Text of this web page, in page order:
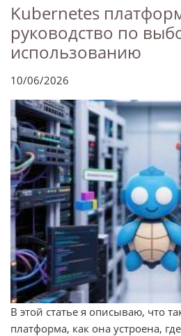
Kubernetes
руководство по
использованию
10/06/2026
В этой статье я описываю, что
платформа, как она устроена,